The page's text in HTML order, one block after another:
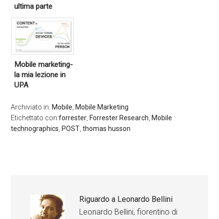
ultima parte
Mobile marketing-
la mia lezione in
UPA
Archiviato in: Mobile Mobile Marketing
Etichettato con:forrester Forrester Research Mobile
technographics POST ,thomas husson
Riguardo a Leonardo Bellini
Leonardo Bellini, fiorentino di